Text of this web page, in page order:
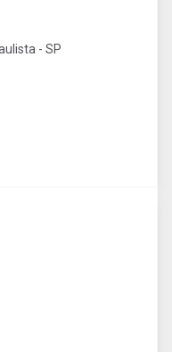
- SP